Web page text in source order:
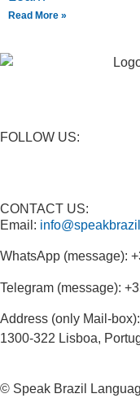
Read More »
FOLLOW US:
CONTACT US:
Email:
WhatsApp (message):
Telegram (message):
Address (only Mail-
1300-322 Lisboa,
© Speak Brazil